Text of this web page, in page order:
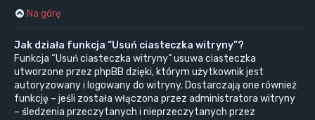
Na górę
Jak działa funkcja “Usuń ciasteczka witryny”?
Funkcja “Usuń ciasteczka witryny” usuwa ciasteczka
utworzone przez phpBB dzięki, którym użytkownik jest
autoryzowany i logowany do witryny. Dostarczają one również
funkcję – jeśli została włączona przez administratora witryny
– śledzenia przeczytanych i nieprzeczytanych przez